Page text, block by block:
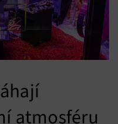
atmosféru